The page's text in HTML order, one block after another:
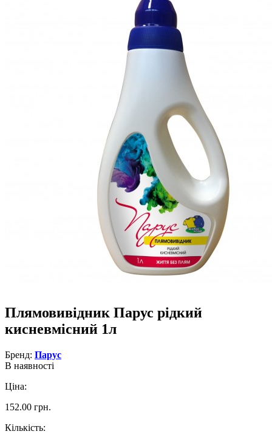
Плямовивідник Парус рідкий
кисневмісний 1л
Бренд: Парус
В наявності
Ціна:
152.00 грн.
Кількість: